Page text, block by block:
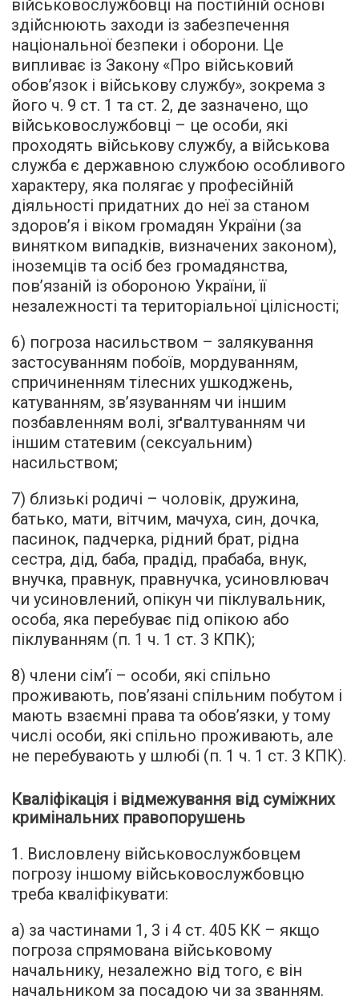
військовослужбовці на постійній основі
здійснюють заходи із забезпечення
національної безпеки і оборони. Це
випливає із Закону «Про військовий
обов’язок і військову службу», зокрема з
його ч. 9 ст. 1 та ст. 2, де зазначено, що
військовослужбовці – це особи, які
проходять військову службу, а військова
служба є державною службою особливого
характеру, яка полягає у професійній
діяльності придатних до неї за станом
здоров’я і віком громадян України (за
винятком випадків, визначених законом),
іноземців та осіб без громадянства,
пов’язаній із обороною України, її
незалежності та територіальної цілісності;
6) погроза насильством – залякування
застосуванням побоїв, мордуванням,
спричиненням тілесних ушкоджень,
катуванням, зв’язуванням чи іншим
позбавленням волі, зґвалтуванням чи
іншим статевим (сексуальним)
насильством;
7) близькі родичі – чоловік, дружина,
батько, мати, вітчим, мачуха, син, дочка,
пасинок, падчерка, рідний брат, рідна
сестра, дід, баба, прадід, прабаба, внук,
внучка, правнук, правнучка, усиновлювач
чи усиновлений, опікун чи піклувальник,
особа, яка перебуває під опікою або
піклуванням (п. 1 ч. 1 ст. 3 КПК);
8) члени сім’ї – особи, які спільно
проживають, пов’язані спільним побутом і
мають взаємні права та обов’язки, у тому
числі особи, які спільно проживають, але
не перебувають у шлюбі (п. 1 ч. 1 ст. 3 КПК).
Кваліфікація і відмежування від суміжних
кримінальних правопорушень
1. Висловлену військовослужбовцем
погрозу іншому військовослужбовцю
треба кваліфікувати:
а) за частинами 1, 3 і 4 ст. 405 КК – якщо
погроза спрямована військовому
начальнику, незалежно від того, є він
начальником за посадою чи за званням.